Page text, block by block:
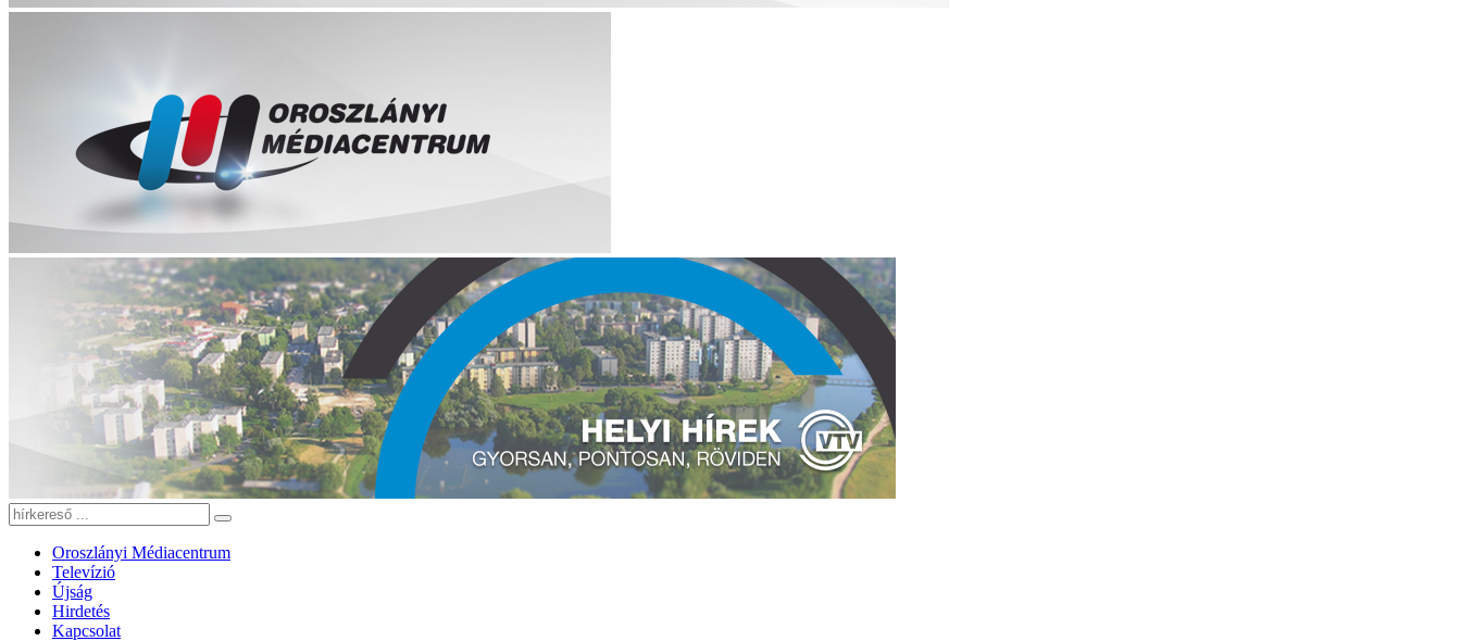
Oroszlányi Médiacentrum
Televízió
Újság
Hirdetés
Kapcsolat